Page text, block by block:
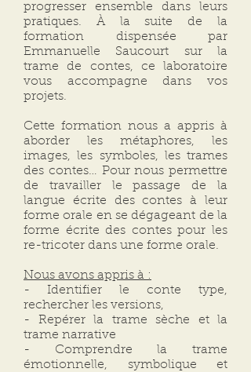
progresser ensemble dans leurs
pratiques. À la suite de la
formation dispensée par
Emmanuelle Saucourt sur la
trame de contes, ce laboratoire
vous accompagne dans vos
projets.
Cette formation nous a appris à
aborder les métaphores, les
images, les symboles, les trames
des contes… Pour nous permettre
de travailler le passage de la
langue écrite des contes à leur
forme orale en se dégageant de la
forme écrite des contes pour les
re-tricoter dans une forme orale.
Nous avons appris à :
- Identifier le conte type,
rechercher les versions,
- Repérer la trame sèche et la
trame narrative
- Comprendre la trame
émotionnelle, symbolique et